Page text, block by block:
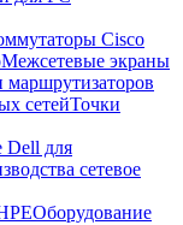
Cisco
Межсетевые экраны
сетейТочки
Dell для
сетевое
Оборудование